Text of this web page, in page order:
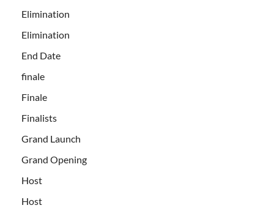
Elimination
Elimination
End Date
finale
Finale
Finalists
Grand Launch
Grand Opening
Host
Host